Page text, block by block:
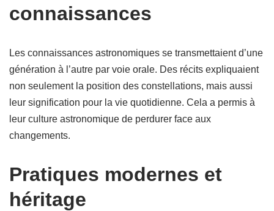
connaissances
Les connaissances astronomiques se transmettaient d’une
génération à l’autre par voie orale. Des récits expliquaient
non seulement la position des constellations, mais aussi
leur signification pour la vie quotidienne. Cela a permis à
leur culture astronomique de perdurer face aux
changements.
Pratiques modernes et
héritage